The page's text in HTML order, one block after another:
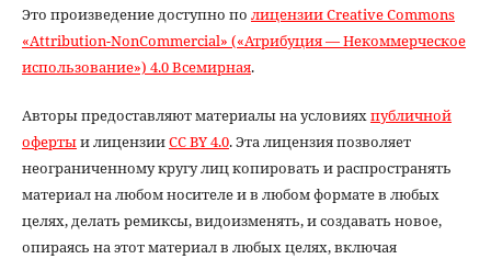
Это произведение доступно по лицензии Creative Commons
«Attribution-NonCommercial» («Атрибуция — Некоммерческое
использование») 4.0 Всемирная.
Авторы предоставляют материалы на условияхпубличной
офертыи лицензииCC BY 4.0. Эта лицензия позволяет
неограниченному кругу лиц копировать и распространять
материал на любом носителе и в любом формате в любых
целях, делать ремиксы, видоизменять, и создавать новое,
опираясь на этот материал в любых целях, включая